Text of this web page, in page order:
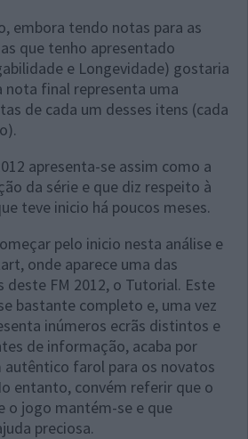
embora tendo notas para as
que tenho apresentado
e Longevidade) gostaria
nota final representa uma
de cada um desses itens (cada
apresenta-se assim como a
da série e que diz respeito à
teve inicio há poucos meses.
pelo inicio nesta análise e
onde aparece uma das
deste FM 2012, o Tutorial. Este
bastante completo e, uma vez
inúmeros ecrãs distintos e
de informação, acaba por
farol para os novatos
entanto, convém referir que o
o jogo mantém-se e que
preciosa.